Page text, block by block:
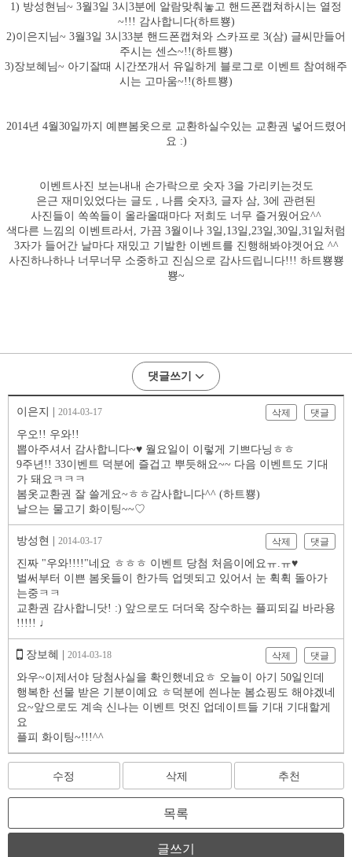
1) 방성현님~ 3월3일 3시3분에 알람맞춰놓고 핸드폰캡쳐하시는 열정
~!!! 감사합니다(하트뿅)
2)이은지님~ 3월3일 3시33분 핸드폰캡쳐와 스카프로 3(삼) 글씨만들어
주시는 센스~!!(하트뿅)
3)장보혜님~ 아기잘때 시간쪼개서 유일하게 블로그로 이벤트 참여해주
시는 고마움~!!(하트뿅)
2014년 4월30일까지 예쁜봄옷으로 교환하실수있는 교환권 넣어드렸어
요 :)
이벤트사진 보는내내 손가락으로 숫자 3을 가리키는것도
은근 재미있었다는 글도 , 나름 숫자3, 글자 삼, 3에 관련된
사진들이 쏙쏙들이 올라올때마다 저희도 너무 즐거웠어요^^
색다른 느낌의 이벤트라서, 가끔 3월이나 3일,13일,23일,30일,31일처럼
3자가 들어간 날마다 재밌고 기발한 이벤트를 진행해봐야겟어요 ^^
사진하나하나 너무너무 소중하고 진심으로 감사드립니다!!! 하트뿅뿅
뿅~
댓글쓰기
이은지 | 2014-03-17 삭제 댓글
우오!! 우와!!
뽑아주셔서 감사합니다~♥ 월요일이 이렇게 기쁘다닝ㅎㅎ
9주년!! 33이벤트 덕분에 즐겁고 뿌듯해요~~ 다음 이벤트도 기대
가 돼요ㅋㅋㅋ
봄옷교환권 잘 쓸게요~ㅎㅎ감사합니다^^ (하트뿅)
날으는 물고기 화이팅~~♡
방성현 | 2014-03-17 삭제 댓글
진짜 "우와!!!!"네요 ㅎㅎㅎ 이벤트 당첨 처음이에요ㅠ.ㅠ♥
벌써부터 이쁜 봄옷들이 한가득 업뎃되고 있어서 눈 휙휙 돌아가
는중ㅋㅋ
교환권 감사합니닷! :) 앞으로도 더더욱 장수하는 플피되길 바라용
!!!!! ♩
장보혜 | 2014-03-18 삭제 댓글
와우~이제서야 당첨사실을 확인했네요ㅎ 오늘이 아기 50일인데
행복한 선물 받은 기분이예요 ㅎ덕분에 씐나눈 봄쇼핑도 해야겠네
요~앞으로도 계속 신나는 이벤트 멋진 업데이트들 기대 기대할게
요
플피 화이팅~!!!^^
수정 삭제 추천
목록
글쓰기